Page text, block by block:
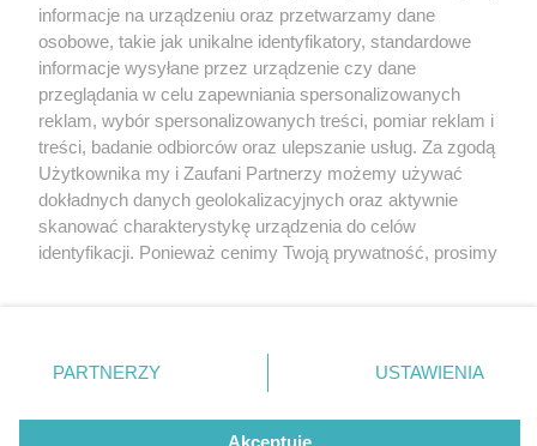
5 / 0
Nie zapomnij
zapoznać się z:
polityką prywatności regulamin korzystania z portali
Twojemiasto
Piekary Śląskie
Chorzów
Tarnowskie Góry
Gliwice
Skontakuj sięz nami
Kontakt
Wydawca
Redakcja
informacje na urządzeniu oraz przetwarzamy dane
osobowe, takie jak unikalne identyfikatory, standardowe
informacje wysyłane przez urządzenie czy dane
przeglądania w celu zapewniania spersonalizowanych
reklam, wybór spersonalizowanych treści, pomiar reklam i
treści, badanie odbiorców oraz ulepszanie usług. Za zgodą
Użytkownika my i Zaufani Partnerzy możemy używać
dokładnych danych geolokalizacyjnych oraz aktywnie
skanować charakterystykę urządzenia do celów
identyfikacji. Ponieważ cenimy Twoją prywatność, prosimy
prywatności znajdujący się w lewym dolnym rogu strony
. Niektóre rodzaje przetwarzania danych nie wymagają
zgody użytkownika, ale masz prawo sprzeciwić się
takiemu przetwarzaniu. Preferencje będą miały
PARTNERZY USTAWIENIA
Akceptuję